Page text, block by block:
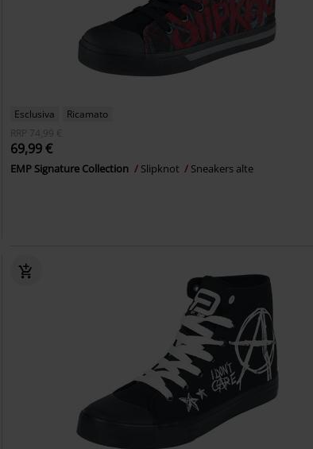
Esclusiva
Ricamato
RRP
74,99 €
69,99 €
EMP Signature Collection Slipknot Sneakers alte